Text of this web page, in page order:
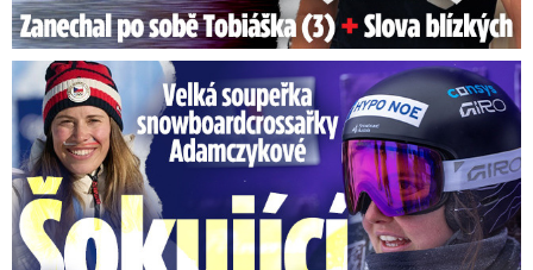
Velká soupeřka Adamczykové: Šokující konec!